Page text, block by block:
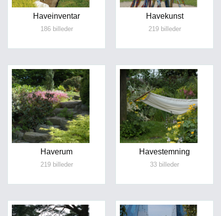
Haveinventar
186 billeder
Havekunst
219 billeder
Haverum
219 billeder
Havestemning
33 billeder